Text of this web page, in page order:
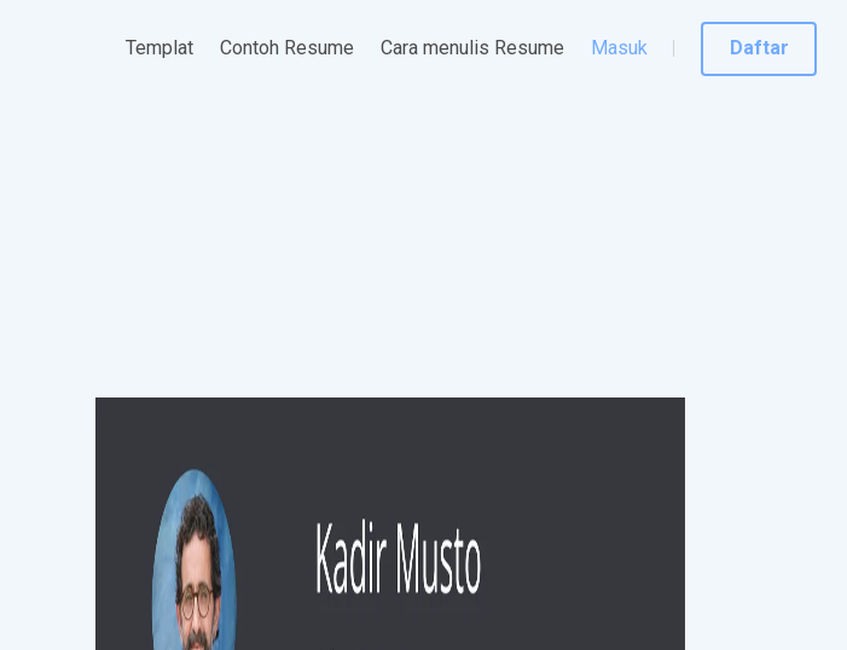
Templat Contoh Resume Cara menulis Resume Masuk Daftar